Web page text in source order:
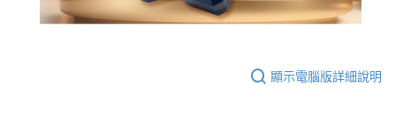
顯示電腦版詳細說明